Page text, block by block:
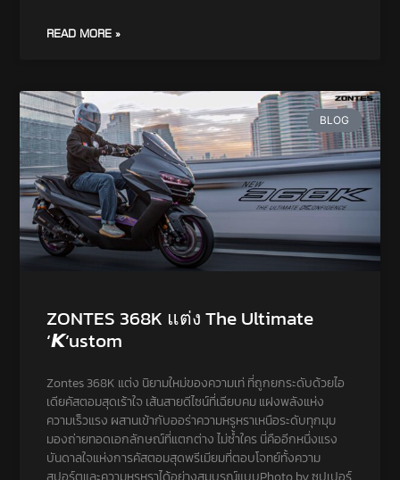
READ MORE »
BLOG
ZONTES 368K แต่ง The Ultimate
‘𝙆’ustom
Zontes 368K แต่ง นิยามใหม่ของความเท่ ที่ถูกยกระดับด้วยไอ
เดียคัสตอมสุดเร้าใจ เส้นสายดีไซน์ที่เฉียบคม แฝงพลังแห่ง
ความเร็วแรง ผสานเข้ากับออร่าความหรูหราเหนือระดับทุกมุม
มองถ่ายทอดเอกลักษณ์ที่แตกต่าง ไม่ซ้ำใคร นี่คืออีกหนึ่งแรง
บันดาลใจแห่งการคัสตอมสุดพรีเมียมที่ตอบโจทย์ทั้งความ